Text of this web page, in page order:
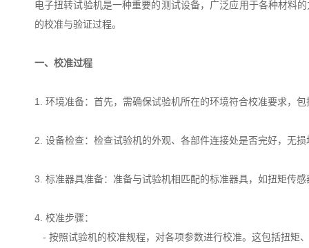
电子扭转试验机是一种重要的测试设备，广泛应用于各种材料
的校准与验证过程。
一、校准过程
1. 环境准备：首先，需确保试验机所在的环境符合校准要求，
2. 设备检查：检查试验机的外观、各部件连接处是否完好，无
3. 标准器具准备：准备与试验机相匹配的标准器具，如扭矩传
4. 校准步骤：
- 按照试验机的校准规程，对各项参数进行校准。这包括扭矩